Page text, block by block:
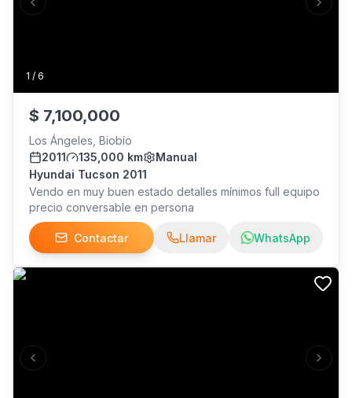
1 / 6
Previous slide Next
$ 7,100,000
Los Ángeles, Biobío
2011
135,000 km
Manual
Hyundai Tucson 2011
Vendo en muy buen estado detalles mínimos full equipo
precio conversable en persona
Contactar Llamar WhatsApp
Previous slide Next